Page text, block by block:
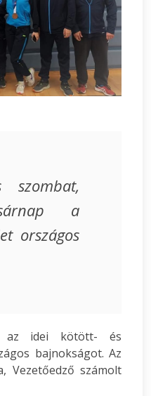
szombat,
a
országos
az idei kötött- és
bajnokságot. Az
Vezetőedző számolt